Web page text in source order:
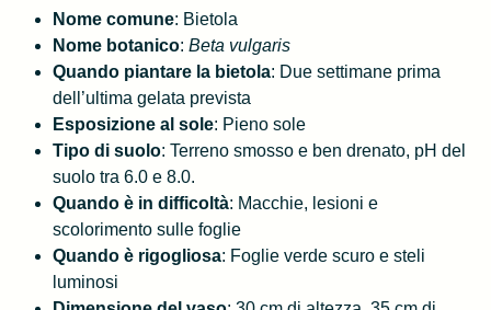
Nome comune: Bietola
Nome botanico: Beta vulgaris
Quando piantare la bietola: Due settimane prima
dell’ultima gelata prevista
Esposizione al sole: Pieno sole
Tipo di suolo: Terreno smosso e ben drenato, pH del
suolo tra 6.0 e 8.0.
Quando è in difficoltà: Macchie, lesioni e
scolorimento sulle foglie
Quando è rigogliosa: Foglie verde scuro e steli
luminosi